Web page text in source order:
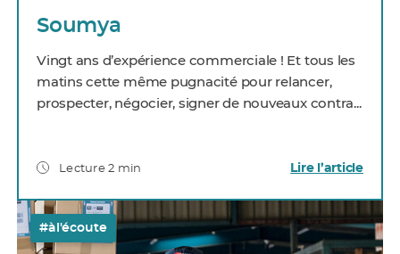
Soumya
Vingt ans d’expérience commerciale ! Et tous les
matins cette même pugnacité pour relancer,
prospecter, négocier, signer de nouveaux contra...
Lecture 2 min Lire l’article
#àl'écoute